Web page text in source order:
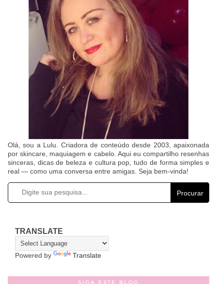
Olá, sou a Lulu. Criadora de conteúdo desde 2003, apaixonada
por skincare, maquiagem e cabelo. Aqui eu compartilho resenhas
sinceras, dicas de beleza e cultura pop, tudo de forma simples e
real — como uma conversa entre amigas. Seja bem-vinda!
Procurar
TRANSLATE
Powered by Translate
SIGA ESTE BLOG